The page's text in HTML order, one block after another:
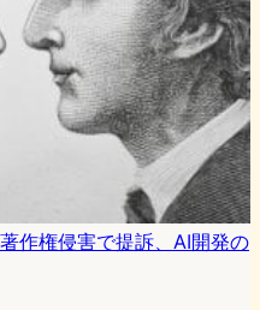
作権侵害で提訴、AI開発の